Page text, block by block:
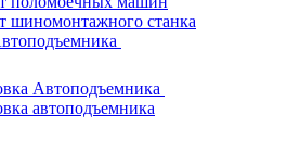
шиномонтажного станка
Автоподъемника
автоподъемника